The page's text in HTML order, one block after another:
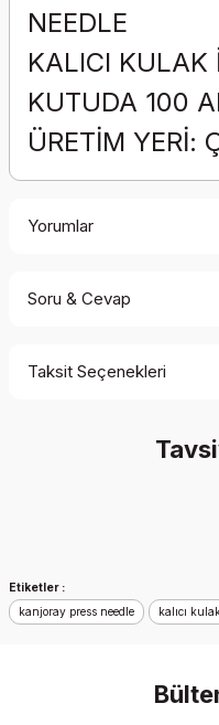
NEEDLE
KALICI KULAK
KUTUDA 100
ÜRETİM YERİ:
Yorumlar
Soru & Cevap
Taksit Seçenekleri
Etiketler :
kanjoray press needle
kalıcı